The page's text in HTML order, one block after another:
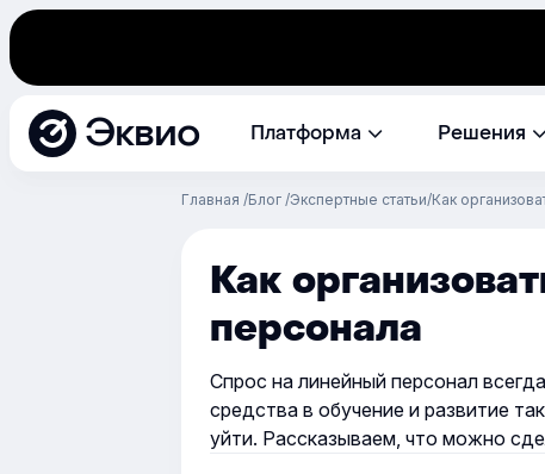
Эквио Платформа Решения
Главная Блог Экспертные статьи Как
Как
персонала
Спрос на линейный персонал
средства в обучение и развитие
уйти. Рассказываем, что можно